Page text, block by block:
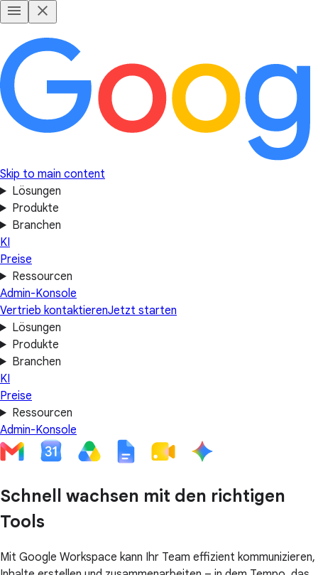
Skip to main content
Lösungen
Produkte
Branchen
KI
Preise
Ressourcen
Admin-Konsole
Vertrieb kontaktierenJetzt starten
Lösungen
Produkte
Branchen
KI
Preise
Ressourcen
Admin-Konsole
Schnell wachsen mit den richtigen
Tools
Mit Google Workspace kann Ihr Team effizient kommunizieren,